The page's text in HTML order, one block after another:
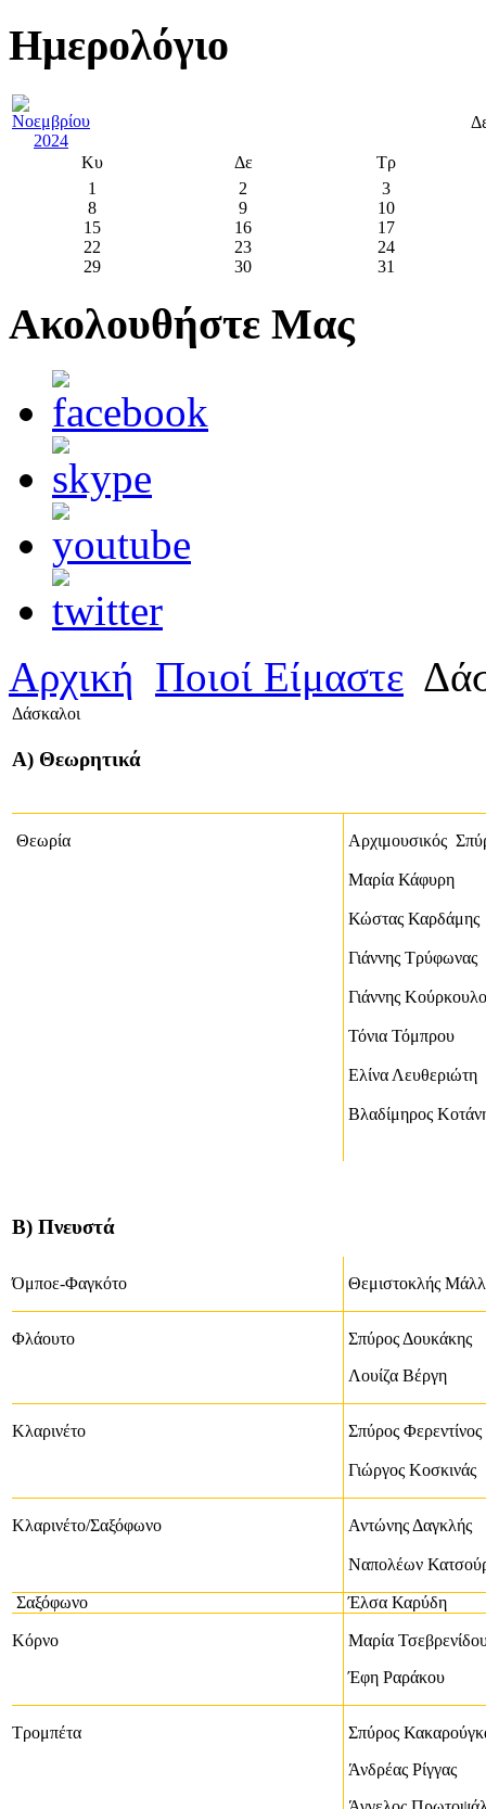
Ημερολόγιο
Κυ Δε
Τρ
1
2
3
8
9
10
15
16
17
22
23
24
29
30 31
Ακολουθήστε Μας
Αρχική Ποιοί Είμαστε
Δάσκαλοι
Α) Θεωρητικά
Θεωρία Αρχιμουσικός
Μαρία Κάφυρη
Κώστας Καρδάμης
Γιάννης Τρύφωνας
Γιάννης
Τόνια Τόμπρου
Ελίνα Λευθεριώτη
Βλαδίμηρος
Β) Πνευστά
Όμποε-Φαγκότο Θεμιστοκλής
Φλάουτο
Σπύρος Δουκάκης
Λουίζα Βέργη
Κλαρινέτο Σπύρος Φερεντίνος
Γιώργος Κοσκινάς
Κλαρινέτο/Σαξόφωνο Αντώνης Δαγκλής
Ναπολέων
Σαξόφωνο Έλσα Καρύδη
Κόρνο
Μαρία
Έφη Ραράκου
Τρομπέτα
Σπύρος
Άνδρέας Ρίγγας